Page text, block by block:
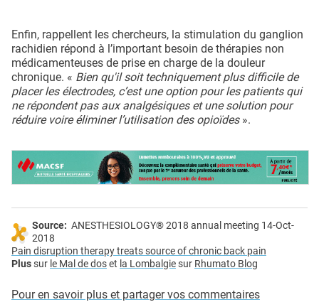
Enfin, rappellent les chercheurs, la stimulation du ganglion
rachidien répond à l’important besoin de thérapies non
médicamenteuses de prise en charge de la douleur
chronique. « Bien qu'il soit techniquement plus difficile de
placer les électrodes, c’est une option pour les patients qui
ne répondent pas aux analgésiques et une solution pour
réduire voire éliminer l’utilisation des opioïdes».
Source: ANESTHESIOLOGY® 2018 annual meeting 14-Oct-
2018
Pain disruption therapy treats source of chronic back pain
Plussur le Mal de doset la Lombalgiesur Rhumato Blog
Pour en savoir plus et partager vos commentaires